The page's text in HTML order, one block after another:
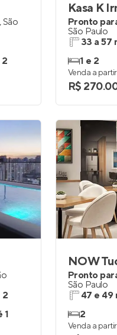
São
2
Kasa K
Pronto
São Paulo
33 a 57
1 e 2
Venda a
R$
2
1
NOW
Pronto
São Paulo
47 e 49
2
Venda a